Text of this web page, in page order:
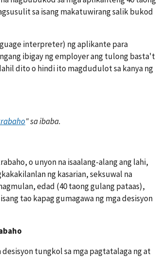
sa isang makatuwirang salik bukod
interpreter) ng aplikante para
ibigay ng employer ang tulong basta't
dito o hindi ito magdudulot sa kanya ng
" sa ibaba.
o unyon na isaalang-alang ang lahi,
ng kasarian, seksuwal na
edad (40 taong gulang pataas),
tao kapag gumagawa ng mga desisyon
tungkol sa mga pagtatalaga ng at